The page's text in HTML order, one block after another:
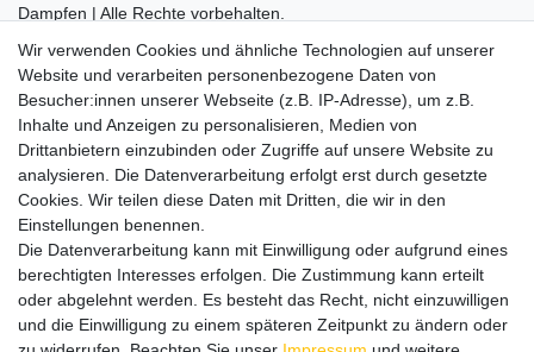
Dampfen | Alle Rechte vorbehalten.
Bitte entschuldigen Sie, wenn wir telefonisch wegen hoher
betrieblicher Auslastung nicht erreichbar sein sollten.
Schreiben Sie uns gerne eine E-Mail mit Ihrer Telefonnummer
und der Bitte um Rückruf.
Wir rufen Sie schnellstmöglich zurück.
Wir versenden in die folgenden Länder
Versandkostenfrei (DE) ab 69 €
Wir verwenden Cookies und ähnliche Technologien auf unserer
Website und verarbeiten personenbezogene Daten von
Besucher:innen unserer Webseite (z.B. IP-Adresse), um z.B.
Inhalte und Anzeigen zu personalisieren, Medien von
Drittanbietern einzubinden oder Zugriffe auf unsere Website zu
analysieren. Die Datenverarbeitung erfolgt erst durch gesetzte
Cookies. Wir teilen diese Daten mit Dritten, die wir in den
Einstellungen benennen.
Die Datenverarbeitung kann mit Einwilligung oder aufgrund eines
berechtigten Interesses erfolgen. Die Zustimmung kann erteilt
oder abgelehnt werden. Es besteht das Recht, nicht einzuwilligen
und die Einwilligung zu einem späteren Zeitpunkt zu ändern oder